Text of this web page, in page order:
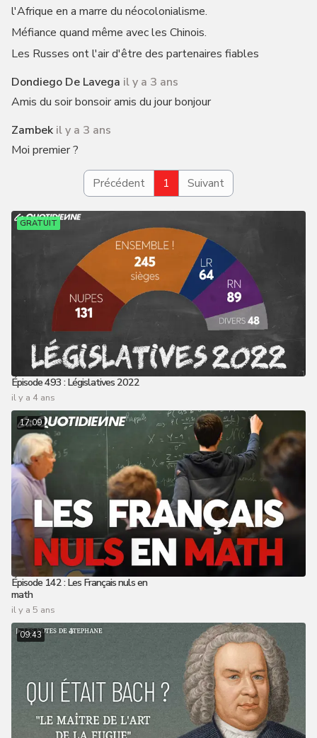
l'Afrique en a marre du néocolonialisme.
Méfiance quand même avec les Chinois.
Les Russes ont l'air d'être des partenaires fiables
Dondiego De Lavega il y a 3 ans
Amis du soir bonsoir amis du jour bonjour
Zambek il y a 3 ans
Moi premier ?
Précédent 1 Suivant
GRATUIT
Épisode 493 : Législatives 2022
il y a 4 ans
17:09
Épisode 142 : Les Français nuls en
math
il y a 5 ans
09:43